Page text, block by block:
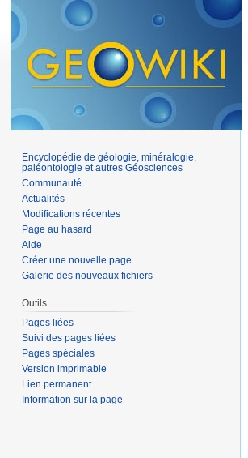
Encyclopédie de géologie, minéralogie,
paléontologie et autres Géosciences
Communauté
Actualités
Modifications récentes
Page au hasard
Aide
Créer une nouvelle page
Galerie des nouveaux fichiers
Outils
Pages liées
Suivi des pages liées
Pages spéciales
Version imprimable
Lien permanent
Information sur la page